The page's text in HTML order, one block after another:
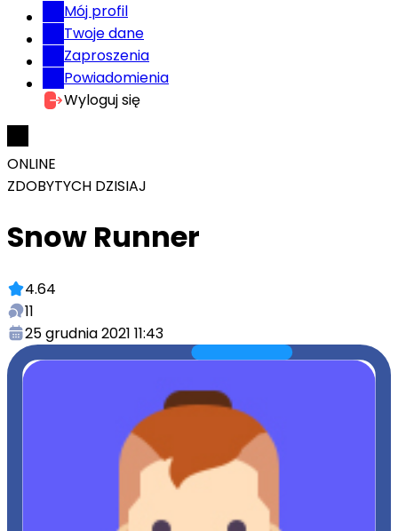
Mój profil
Twoje dane
Zaproszenia
Powiadomienia
Wyloguj się
ONLINE
ZDOBYTYCH DZISIAJ
Snow Runner
4.64
11
25 grudnia 2021 11:43